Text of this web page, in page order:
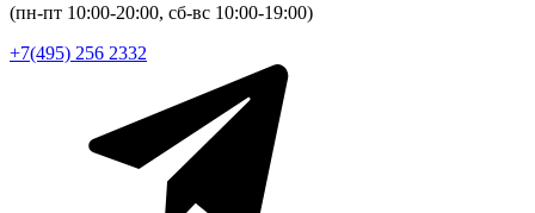
(пн-пт 10:00-20:00, сб-вс 10:00-19:00)
+7(495) 256 2332